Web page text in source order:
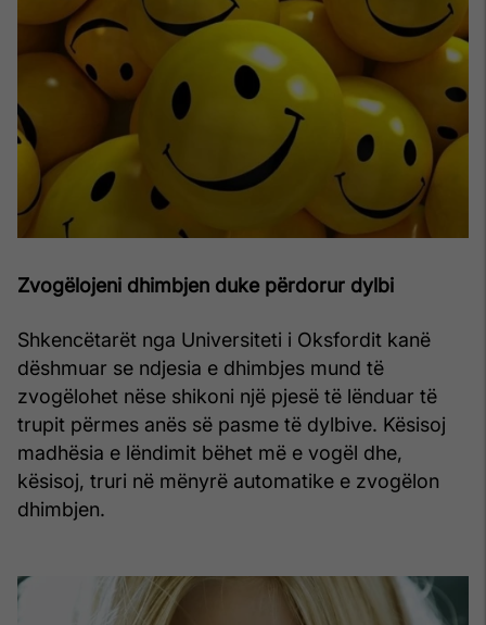
Zvogëlojeni dhimbjen duke përdorur dylbi
Shkencëtarët nga Universiteti i Oksfordit kanë
dëshmuar se ndjesia e dhimbjes mund të
zvogëlohet nëse shikoni një pjesë të lënduar të
trupit përmes anës së pasme të dylbive. Kësisoj
madhësia e lëndimit bëhet më e vogël dhe,
kësisoj, truri në mënyrë automatike e zvogëlon
dhimbjen.